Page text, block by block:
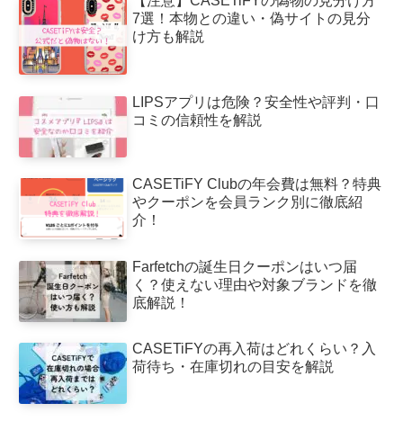
7選！本物との違い・偽サイトの見分
け方も解説
LIPSアプリは危険？安全性や評判・口
コミの信頼性を解説
CASETiFY Clubの年会費は無料？特典
やクーポンを会員ランク別に徹底紹
介！
Farfetchの誕生日クーポンはいつ届
く？使えない理由や対象ブランドを徹
底解説！
CASETiFYの再入荷はどれくらい？入
荷待ち・在庫切れの目安を解説